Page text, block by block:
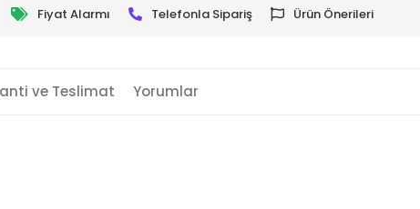
Fiyat Alarmı Telefonla Sipariş Ürün Önerileri
ve Teslimat Yorumlar